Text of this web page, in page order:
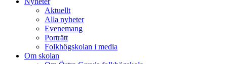
Aktuellt
Alla nyheter
Evenemang
Porträtt
Folkhögskolan i media
Om skolan